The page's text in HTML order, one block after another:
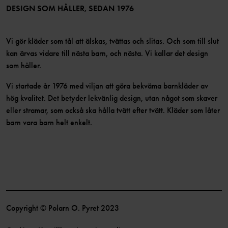
Bli medlem
DESIGN SOM HÅLLER, SEDAN 1976
Vi gör kläder som tål att älskas, tvättas och slitas. Och som till slut
kan ärvas vidare till nästa barn, och nästa. Vi kallar det design
som håller.
Vi startade år 1976 med viljan att göra bekväma barnkläder av
hög kvalitet. Det betyder lekvänlig design, utan något som skaver
eller stramar, som också ska hålla tvätt efter tvätt. Kläder som låter
barn vara barn helt enkelt.
Copyright © Polarn O. Pyret 2023